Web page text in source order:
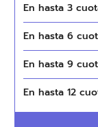
En hasta 3
En hasta 6
En hasta 9
En hasta 12